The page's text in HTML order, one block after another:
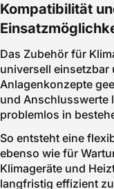
Kompatibilität
Das Zubehör für
universell
Anlagenkonzepte
und Anschlusswerte
problemlos in
So entsteht eine
ebenso wie für
Klimageräte und
langfristig effizient